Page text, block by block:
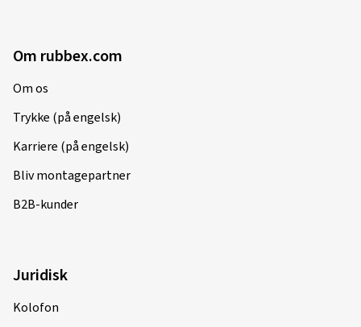
Om rubbex.com
Om os
Trykke (på engelsk)
Karriere (på engelsk)
Bliv montagepartner
B2B-kunder
Juridisk
Kolofon